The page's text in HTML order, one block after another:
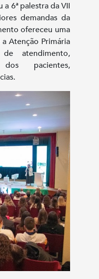
6ª palestra da VII
demandas da
ofereceu uma
Atenção Primária
atendimento,
pacientes,